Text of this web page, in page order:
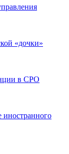
«дочки»
в СРО
иностранного